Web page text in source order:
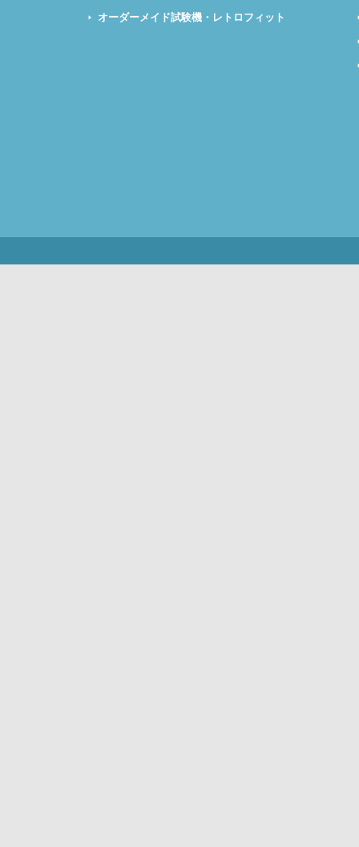
オーダーメイド試験機・レトロフィット